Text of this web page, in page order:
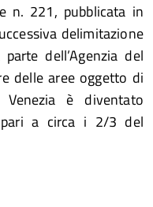
n. 221, pubblicata in
delimitazione
dell’Agenzia del
delle aree oggetto di
è diventato
a circa i 2/3 del